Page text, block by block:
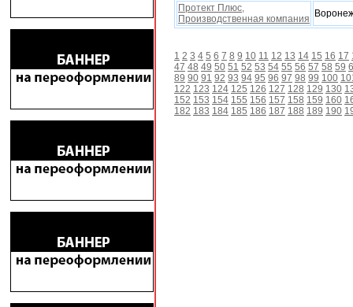
Протект Плюс,
Производственная компания
1 2 3 4 5 6 7 8 9 10 11 12 13 14 15 16 17
47 48 49 50 51 52 53 54 55 56 57 58 59
89 90 91 92 93 94 95 96 97 98 99 100
122 123 124 125 126 127 128 129 130
152 153 154 155 156 157 158 159 160
182 183 184 185 186 187 188 189 190